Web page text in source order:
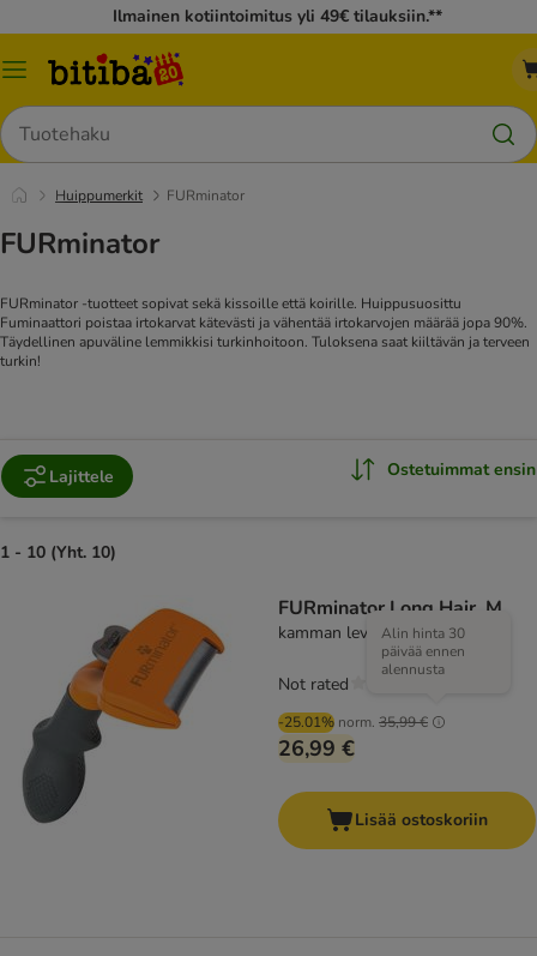
Ilmainen kotiintoimitus yli 49€ tilauksiin.**
Katalogivalikko
Hae
Huippumerkit FURminator
FURminator
FURminator -tuotteet sopivat sekä kissoille että koirille. Huippusuosittu
Fuminaattori poistaa irtokarvat kätevästi ja vähentää irtokarvojen määrää jopa 90%.
Täydellinen apuväline lemmikkisi turkinhoitoon. Tuloksena saat kiiltävän ja terveen
turkin!
Lajittele Ostetuimmat ensin
1 - 10 (Yht. 10)
FURminator Long Hair, M
kamman leveys 6,1 cm
-25.01% norm. 35,99 €
Alin hinta 30
päivää ennen
alennusta
26,99 €
Not rated
Lisää ostoskoriin